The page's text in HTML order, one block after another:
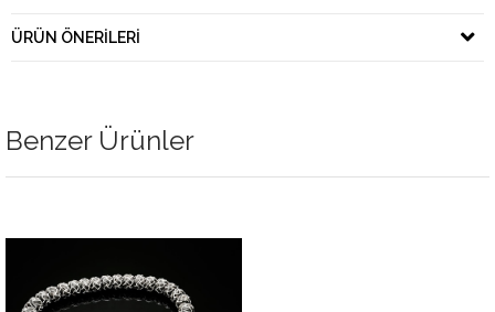
ÜRÜN ÖNERILERI
Benzer Ürünler